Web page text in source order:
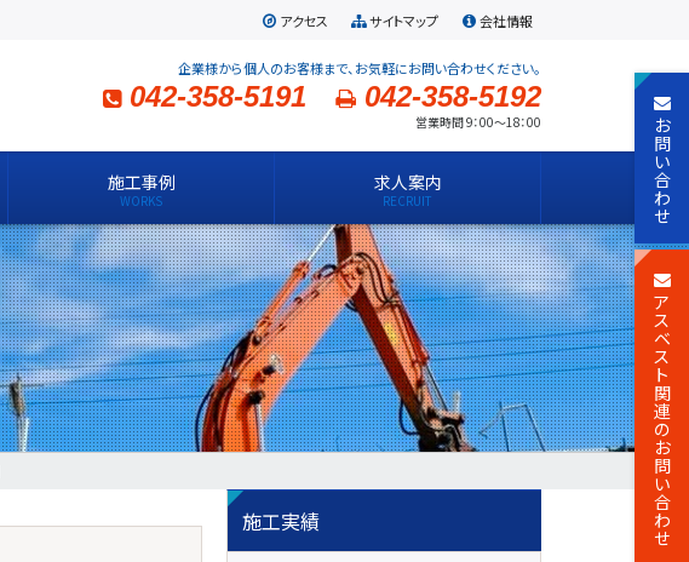
アクセス サイトマップ 会社情報
企業様から個人のお客様まで、お気軽にお問い合わせください。
042-358-5191 042-358-5192
営業時間 9：00～18：00
施工事例 求人案内
施工実績
お
問
い
合
わ
せ
ア
ス
ベ
ス
ト
関
連
の
お
問
い
合
わ
せ